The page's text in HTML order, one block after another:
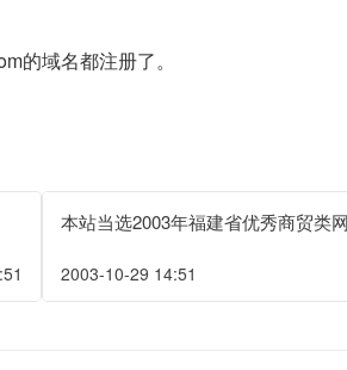
的域名都注册了。
本站当选2003年福建省优秀商贸类
2003-10-29 14:51